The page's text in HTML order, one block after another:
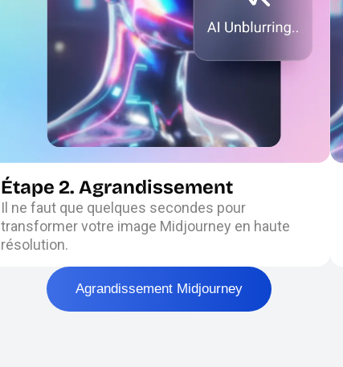
Étape 2. Agrandissement
Il ne faut que quelques secondes pour
transformer votre image Midjourney en haute
résolution.
Agrandissement Midjourney